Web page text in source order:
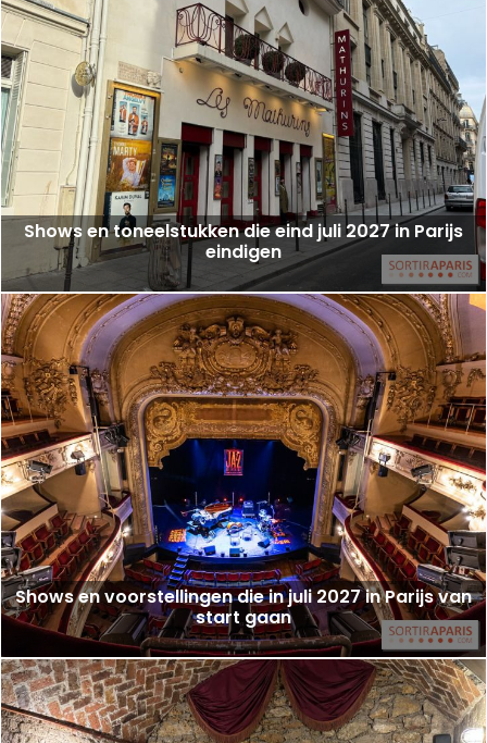
Shows en toneelstukken die eind juli 2027 in Parijs
eindigen
Shows en voorstellingen die in juli 2027 in Parijs van
start gaan